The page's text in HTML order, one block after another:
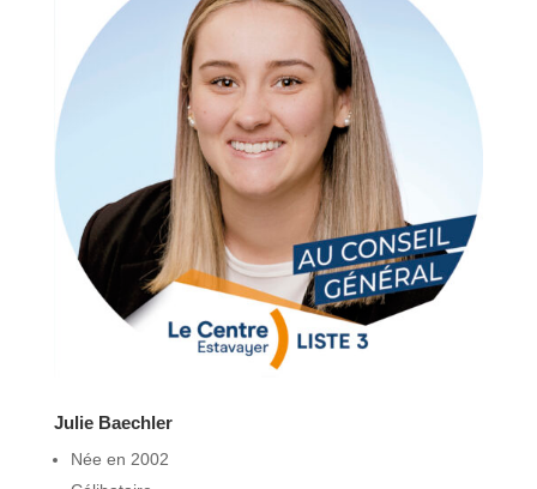
Julie Baechler
Née en 2002